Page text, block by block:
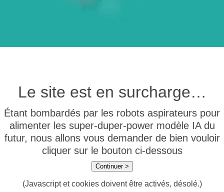
Le site est en surcharge…
Étant bombardés par les robots aspirateurs pour
alimenter les super-duper-power modèle IA du
futur, nous allons vous demander de bien vouloir
cliquer sur le bouton ci-dessous
Continuer >
(Javascript et cookies doivent être activés, désolé.)